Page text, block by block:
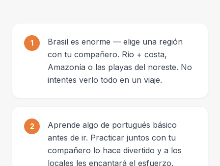
1
Brasil es enorme — elige una región
con tu compañero. Río + costa,
Amazonía o las playas del noreste. No
intentes verlo todo en un viaje.
2
Aprende algo de portugués básico
antes de ir. Practicar juntos con tu
compañero lo hace divertido y a los
locales les encantará el esfuerzo.